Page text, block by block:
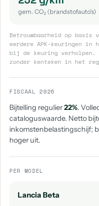
gem. CO₂ (brandstofauto's)
Betrouwbaarheid op basis
eerdere APK-keuringen in
bij de keuring
zonder kenteken in het
FISCAAL 2026
Bijtelling regulier22%.
cataloguswaarde. Netto
inkomstenbelastingschijf;
hoger uit.
PER MODEL
Lancia Beta